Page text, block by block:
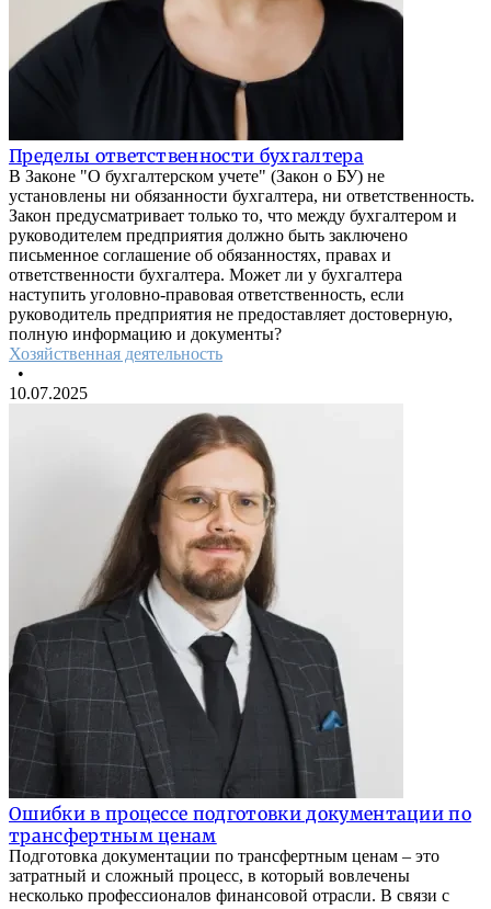
Пределы ответственности бухгалтера
В Законе "О бухгалтерском учете" (Закон о БУ) не
установлены ни обязанности бухгалтера, ни ответственность.
Закон предусматривает только то, что между бухгалтером и
руководителем предприятия должно быть заключено
письменное соглашение об обязанностях, правах и
ответственности бухгалтера. Может ли у бухгалтера
наступить уголовно-правовая ответственность, если
руководитель предприятия не предоставляет достоверную,
полную информацию и документы?
Хозяйственная деятельность
•
10.07.2025
Ошибки в процессе подготовки документации по
трансфертным ценам
Подготовка документации по трансфертным ценам – это
затратный и сложный процесс, в который вовлечены
несколько профессионалов финансовой отрасли. В связи с